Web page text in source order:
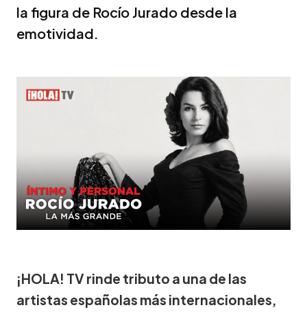
la figura de Rocío Jurado desde la
emotividad.
¡HOLA! TV rinde tributo a una de las
artistas españolas más internacionales,